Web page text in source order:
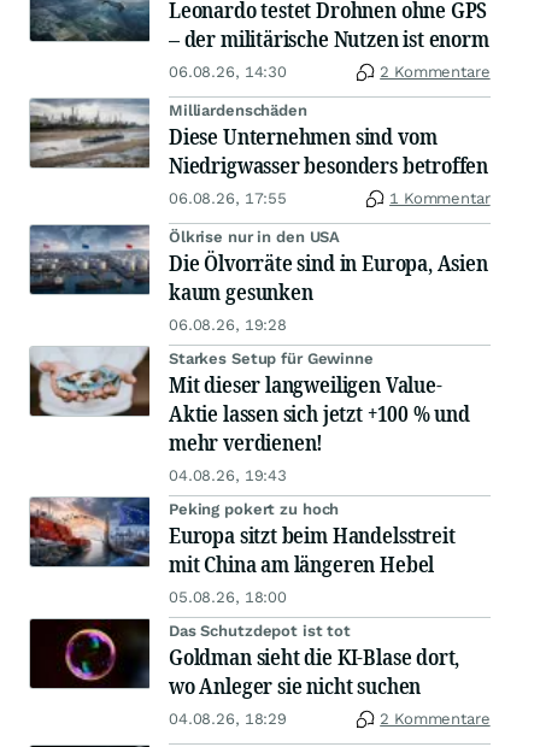
Leonardo testet Drohnen ohne GPS
– der militärische Nutzen ist enorm
06.08.26, 14:30 2 Kommentare
Milliardenschäden
Diese Unternehmen sind vom
Niedrigwasser besonders betroffen
06.08.26, 17:55 1 Kommentar
Ölkrise nur in den USA
Die Ölvorräte sind in Europa, Asien
kaum gesunken
06.08.26, 19:28
Starkes Setup für Gewinne
Mit dieser langweiligen Value-
Aktie lassen sich jetzt +100 % und
mehr verdienen!
04.08.26, 19:43
Peking pokert zu hoch
Europa sitzt beim Handelsstreit
mit China am längeren Hebel
05.08.26, 18:00
Das Schutzdepot ist tot
Goldman sieht die KI-Blase dort,
wo Anleger sie nicht suchen
04.08.26, 18:29 2 Kommentare